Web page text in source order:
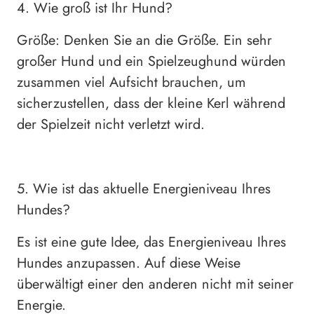
4. Wie groß ist Ihr Hund?
Größe: Denken Sie an die Größe. Ein sehr
großer Hund und ein Spielzeughund würden
zusammen viel Aufsicht brauchen, um
sicherzustellen, dass der kleine Kerl während
der Spielzeit nicht verletzt wird.
5. Wie ist das aktuelle Energieniveau Ihres
Hundes?
Es ist eine gute Idee, das Energieniveau Ihres
Hundes anzupassen. Auf diese Weise
überwältigt einer den anderen nicht mit seiner
Energie.